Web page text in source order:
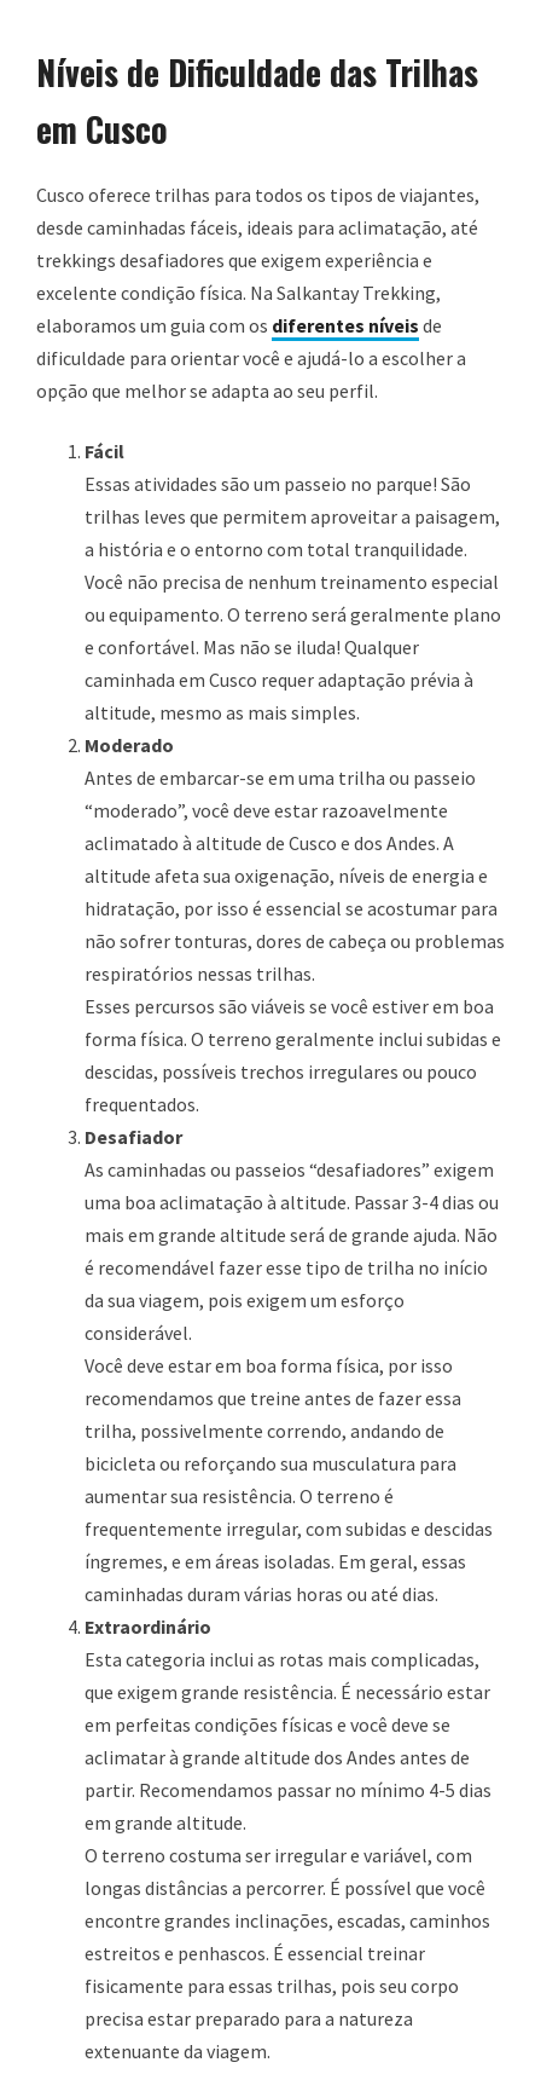
Níveis de Dificuldade das Trilhas
em Cusco
Cusco oferece trilhas para todos os tipos de viajantes,
desde caminhadas fáceis, ideais para aclimatação, até
trekkings desafiadores que exigem experiência e
excelente condição física. Na Salkantay Trekking,
elaboramos um guia com os diferentes níveis de
dificuldade para orientar você e ajudá-lo a escolher a
opção que melhor se adapta ao seu perfil.
Fácil
Essas atividades são um passeio no parque! São
trilhas leves que permitem aproveitar a paisagem,
a história e o entorno com total tranquilidade.
Você não precisa de nenhum treinamento especial
ou equipamento. O terreno será geralmente plano
e confortável. Mas não se iluda! Qualquer
caminhada em Cusco requer adaptação prévia à
altitude, mesmo as mais simples.
Moderado
Antes de embarcar-se em uma trilha ou passeio
“moderado”, você deve estar razoavelmente
aclimatado à altitude de Cusco e dos Andes. A
altitude afeta sua oxigenação, níveis de energia e
hidratação, por isso é essencial se acostumar para
não sofrer tonturas, dores de cabeça ou problemas
respiratórios nessas trilhas.
Esses percursos são viáveis se você estiver em boa
forma física. O terreno geralmente inclui subidas e
descidas, possíveis trechos irregulares ou pouco
frequentados.
Desafiador
As caminhadas ou passeios “desafiadores” exigem
uma boa aclimatação à altitude. Passar 3-4 dias ou
mais em grande altitude será de grande ajuda. Não
é recomendável fazer esse tipo de trilha no início
da sua viagem, pois exigem um esforço
considerável.
Você deve estar em boa forma física, por isso
recomendamos que treine antes de fazer essa
trilha, possivelmente correndo, andando de
bicicleta ou reforçando sua musculatura para
aumentar sua resistência. O terreno é
frequentemente irregular, com subidas e descidas
íngremes, e em áreas isoladas. Em geral, essas
caminhadas duram várias horas ou até dias.
Extraordinário
Esta categoria inclui as rotas mais complicadas,
que exigem grande resistência. É necessário estar
em perfeitas condições físicas e você deve se
aclimatar à grande altitude dos Andes antes de
partir. Recomendamos passar no mínimo 4-5 dias
em grande altitude.
O terreno costuma ser irregular e variável, com
longas distâncias a percorrer. É possível que você
encontre grandes inclinações, escadas, caminhos
estreitos e penhascos. É essencial treinar
fisicamente para essas trilhas, pois seu corpo
precisa estar preparado para a natureza
extenuante da viagem.